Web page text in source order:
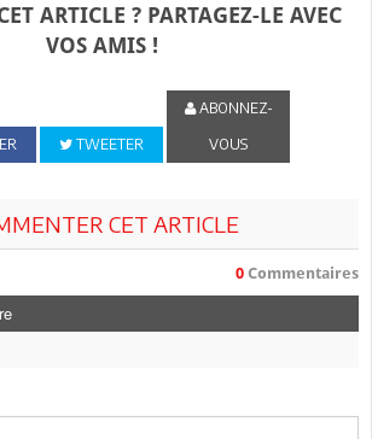
ARTICLE ? PARTAGEZ-LE AVEC
VOS AMIS !
TWEETER
ABONNEZ-
VOUS
CET ARTICLE
0 Commentaires